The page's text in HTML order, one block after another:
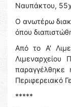
Ναυπάκτου,
Ο ανωτέρω
όπου
Από το Α'
Λιμεναρχείου
παραγγέλθηκε
Περιφερειακό
*****